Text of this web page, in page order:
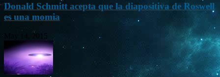
Donald Schmitt acepta que la diapositiva de Roswell
es una momia
May 14, 2015